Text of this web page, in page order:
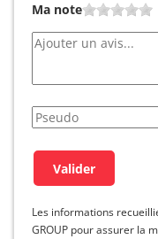
Ma note
Les informations
GROUP pour assurer la